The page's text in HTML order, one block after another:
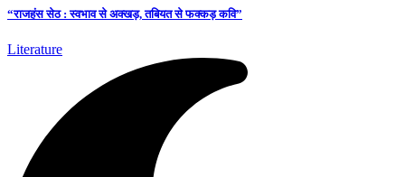
“राजहंस सेठ : स्वभाव से अक्खड़, तबियत से फक्कड़ कवि”
Literature